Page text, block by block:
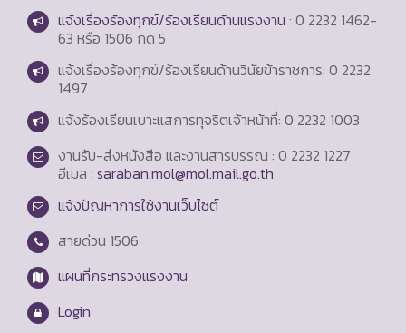
แจ้งเรื่องร้องทุกข์/ร้องเรียนด้านแรงงาน : 0 2232 1462-
63 หรือ 1506 กด 5
แจ้งเรื่องร้องทุกข์/ร้องเรียนด้านวินัยข้าราชการ: 0 2232
1497
แจ้งร้องเรียนเบาะแสการทุจริตเจ้าหน้าที่: 0 2232 1003
งานรับ-ส่งหนังสือ และงานสารบรรณ : 0 2232 1227
อีเมล : saraban.mol@mol.mail.go.th
แจ้งปัญหาการใช้งานเว็บไซต์
สายด่วน 1506
แผนที่กระทรวงแรงงาน
Login